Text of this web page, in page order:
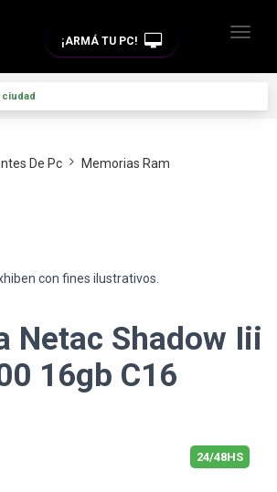
¡ARMÁ TU PC!
ciudad
De Pc Memorias Ram
con fines ilustrativos.
Netac Shadow Iii
16gb C16
24/48HS